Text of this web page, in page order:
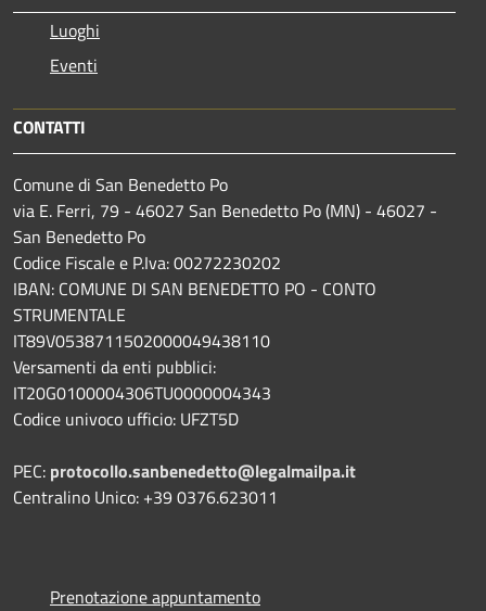
Luoghi
Eventi
CONTATTI
Comune di San Benedetto Po
via E. Ferri, 79 - 46027 San Benedetto Po (MN) - 46027 -
San Benedetto Po
Codice Fiscale e P.Iva: 00272230202
IBAN: COMUNE DI SAN BENEDETTO PO - CONTO
STRUMENTALE
IT89V0538711502000049438110
Versamenti da enti pubblici:
IT20G0100004306TU0000004343
Codice univoco ufficio: UFZT5D
PEC: protocollo.sanbenedetto@legalmailpa.it
Centralino Unico: +39 0376.623011
Prenotazione appuntamento